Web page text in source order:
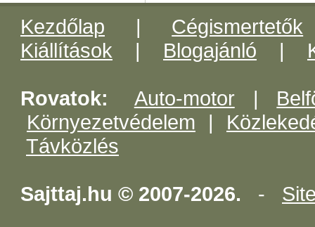
Kezdőlap | Cégismertetők
Kiállítások | Blogajánló |
Rovatok: Auto-motor|
Környezetvédelem |
Távközlés
Sajttaj.hu © 2007-2026. -